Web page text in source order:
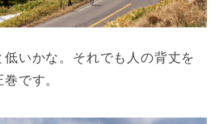
いかな。それでも人の背丈を
です。